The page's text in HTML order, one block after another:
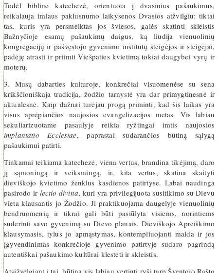
Todėl biblinė katechezė, orientuota į dvasinius pašaukimus,
reikalauja imlaus paklusnumo laikysenos Dvasios atžvilgiu: tiktai
tas, kuris yra persmelktas jos šviesos, galės skatinti skleistis
Bažnyčioje esamų pašaukimų daigus, ką liudija vienuolinių
kongregacijų ir pašvęstojo gyvenimo institutų steigėjos ir steigėjai,
padėję atrasti ir priimti Viešpaties kvietimą tokiai daugybei vyrų ir
moterų.
3. Mūsų dabarties kultūroje, konkrečiai visuomenėse su sena
krikščioniškaja tradicija, žodžio tarnystė yra dar primygtinesnė ir
aktualesnė. Kaip dažnai turėjau progą priminti, kad šis laikas yra
visus aprėpiančios naujosios evangelizacijos metas. Vis labiau
sekuliarizuotame pasaulyje reikia ryžtingai imtis naujosios
implantatio Ecclesiae, paprastai sudarančios būtiną sąlygą
pašaukimui patirti.
Tinkamai teikiama katechezė, viena vertus, brandina tikėjimą, daro
jį sąmoningą ir veiksmingą, ir, kita vertus, skatina skaityti
dieviškojo kvietimo ženklus kasdienos patirtyse. Labai naudinga
pasirodo ir lectio divina, kuri yra privilegijuota susitikimo su Dievu
vieta klausantis jo Žodžio. Ji praktikuojama daugelyje vienuolinių
bendruomenių ir tikrai gali būti pasiūlyta visiems, norintiems
suderinti savo gyvenimą su Dievo planais. Dieviškojo Apreiškimo
klausymasis, tylus jo apmąstymas, kontempliuojanti malda ir jos
įgyvendinimas konkrečioje gyvenimo patirtyje sudaro pagrindą
autentiškai pašaukimo kultūrai klestėti ir skleistis.
Atsižvelgiant į tai, būtina vis labiau vertinti ryšį tarp Šventojo Rašto